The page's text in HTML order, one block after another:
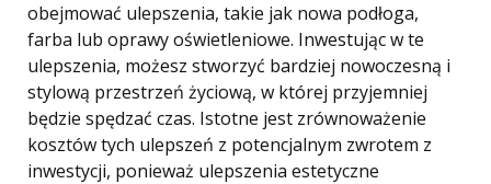
obejmować ulepszenia, takie jak nowa podłoga,
farba lub oprawy oświetleniowe. Inwestując w te
ulepszenia, możesz stworzyć bardziej nowoczesną i
stylową przestrzeń życiową, w której przyjemniej
będzie spędzać czas. Istotne jest zrównoważenie
kosztów tych ulepszeń z potencjalnym zwrotem z
inwestycji, ponieważ ulepszenia estetyczne